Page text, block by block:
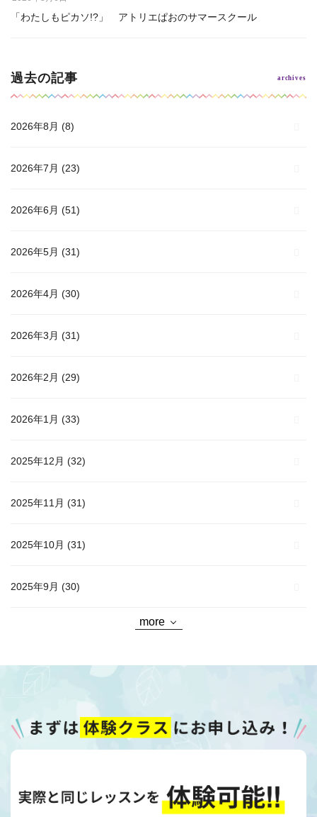
「わたしもピカソ!?」 アトリエぱおのサマースクール
過去の記事
2026年8月 (8)
2026年7月 (23)
2026年6月 (51)
2026年5月 (31)
2026年4月 (30)
2026年3月 (31)
2026年2月 (29)
2026年1月 (33)
2025年12月 (32)
2025年11月 (31)
2025年10月 (31)
2025年9月 (30)
more